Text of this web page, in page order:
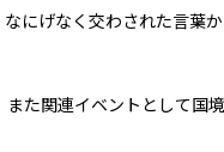
にげなく交わされた言葉
た関連イベントとして国